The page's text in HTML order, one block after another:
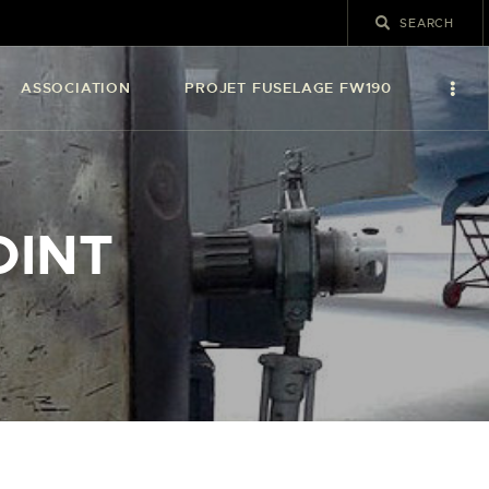
ASSOCIATION PROJET FUSELAGE FW190